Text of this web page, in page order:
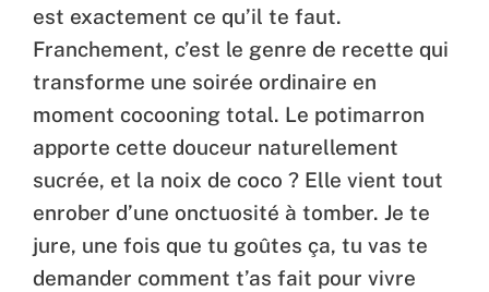
est exactement ce qu’il te faut.
Franchement, c’est le genre de recette qui
transforme une soirée ordinaire en
moment cocooning total. Le potimarron
apporte cette douceur naturellement
sucrée, et la noix de coco ? Elle vient tout
enrober d’une onctuosité à tomber. Je te
jure, une fois que tu goûtes ça, tu vas te
demander comment t’as fait pour vivre